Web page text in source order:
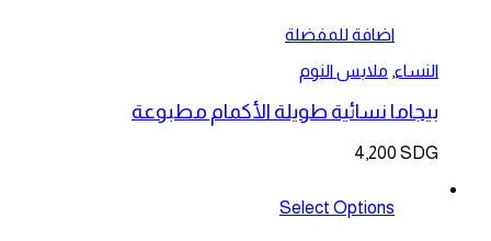
اضافة للمفضلة
النساء, ملابس النوم
بيجاما نسائية طويلة الأكمام مطبوعة
4,200 SDG
Select Options